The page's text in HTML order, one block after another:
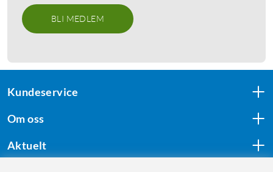
BLI MEDLEM
Kundeservice
Om oss
Aktuelt